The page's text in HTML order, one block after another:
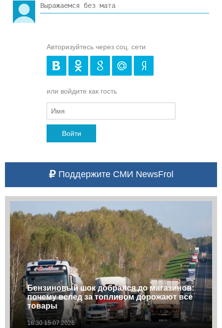
Авторизуйтесь через соц. сети
или войдите как гость
Войти
Поддержите СМИ NewsFrol
Бензиновый шок добрался до магазинов:
почему вслед за топливом дорожают все
товары
16:30 15.07.2026